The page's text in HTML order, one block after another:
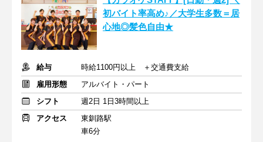
初バイト率高め♪／大学生多数＝居
心地◎髪色自由★
給与
時給1100円以上 ＋交通費支給
雇用形態
アルバイト・パート
シフト
週2日 1日3時間以上
アクセス
東釧路駅
車6分